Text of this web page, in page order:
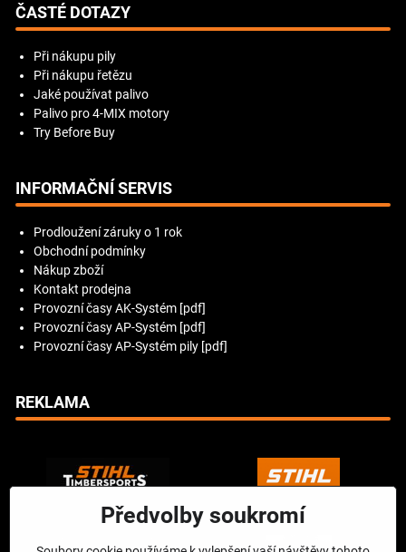
ČASTÉ DOTAZY
Při nákupu pily
Při nákupu řetězu
Jaké používat palivo
Palivo pro 4-MIX motory
Try Before Buy
INFORMAČNÍ SERVIS
Prodloužení záruky o 1 rok
Obchodní podmínky
Nákup zboží
Kontakt prodejna
Provozní časy AK-Systém [pdf]
Provozní časy AP-Systém [pdf]
Provozní časy AP-Systém pily [pdf]
REKLAMA
Předvolby soukromí